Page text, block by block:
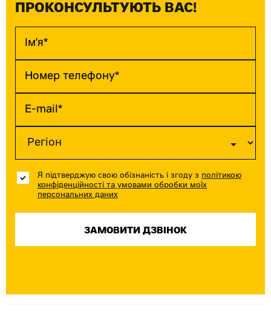
ПРОКОНСУЛЬТУЮТЬ ВАС!
Я підтверджую свою обізнаність і згоду з політикою
конфіденційності та умовами обробки моїх
персональних даних